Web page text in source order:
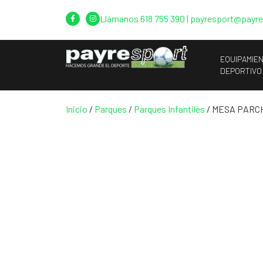
Llámanos 618 755 390 |
DEPORTIVO
Inicio / Parques / Parques Infantiles / MESA